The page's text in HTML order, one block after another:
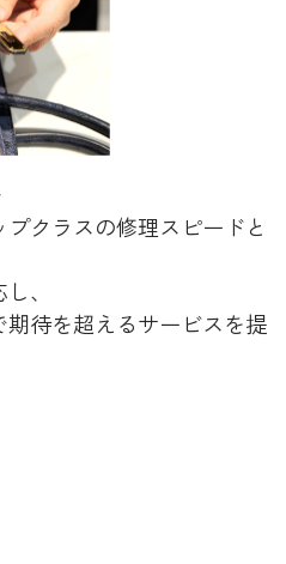
クラスの修理スピードと
、
待を超えるサービスを提